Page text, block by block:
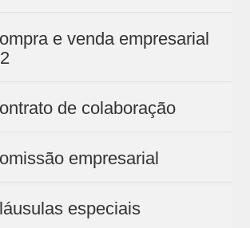
e venda empresarial
de colaboração
empresarial
especiais